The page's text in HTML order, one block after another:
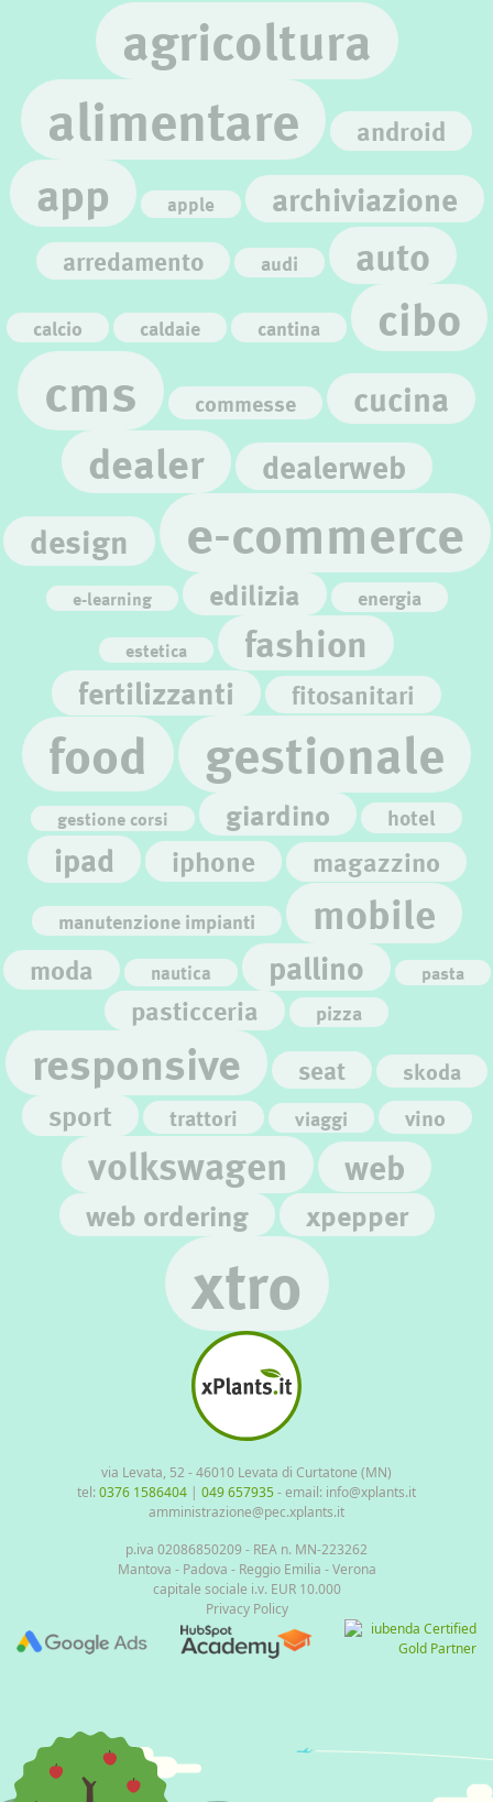
agricoltura
alimentare android
app apple archiviazione
arredamento audi auto
calcio caldaie cantina cibo
cms commesse cucina
dealer dealerweb
design e-commerce
e-learning edilizia energia
estetica fashion
fertilizzanti fitosanitari
food gestionale
gestione corsi giardino hotel
ipad iphone magazzino
manutenzione impianti mobile
moda nautica pallino pasta
pasticceria pizza
responsive seat skoda
sport trattori viaggi vino
volkswagen web
web ordering xpepper
xtro
via Levata, 52 - 46010 Levata di Curtatone (MN)
tel: 0376 1586404 | 049 657935- email: info@xplants.it
amministrazione@pec.xplants.it
p.iva 02086850209 - REA n. MN-223262
Mantova - Padova - Reggio Emilia - Verona
capitale sociale i.v. EUR 10.000
Privacy Policy